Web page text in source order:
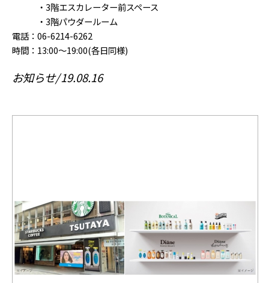
・3階エスカレーター前スペース
・3階パウダールーム
電話：06-6214-6262
時間：13:00～19:00(各日同様)
お知らせ 19.08.16